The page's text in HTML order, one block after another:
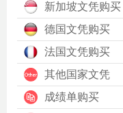
新加坡文凭购买
德国文凭购买
法国文凭购买
其他国家文凭
成绩单购买